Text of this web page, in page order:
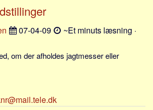
07-04-09
~Et minuts læsning ·
om der afholdes jagtmesser eller